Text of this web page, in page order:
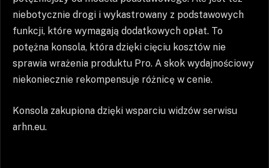
niebotycznie drogi i wykastrowany z podstawowych
funkcji, które wymagają dodatkowych opłat. To
potężna konsola, która dzięki cięciu kosztów nie
sprawia wrażenia produktu Pro. A skok wydajnościowy
niekoniecznie rekompensuje różnicę w cenie.
Konsola zakupiona dzięki wsparciu widzów serwisu
arhn.eu.